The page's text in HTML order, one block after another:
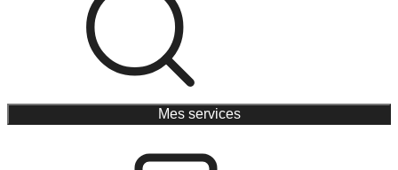
Mes services